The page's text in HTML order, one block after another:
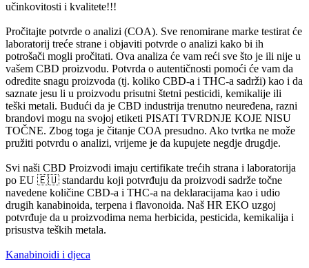
učinkovitosti i kvalitete!!!
Pročitajte potvrde o analizi (COA). Sve renomirane marke testirat će
laboratorij treće strane i objaviti potvrde o analizi kako bi ih
potrošači mogli pročitati. Ova analiza će vam reći sve što je ili nije u
vašem CBD proizvodu. Potvrda o autentičnosti pomoći će vam da
odredite snagu proizvoda (tj. koliko CBD-a i THC-a sadrži) kao i da
saznate jesu li u proizvodu prisutni štetni pesticidi, kemikalije ili
teški metali. Budući da je CBD industrija trenutno neuređena, razni
brandovi mogu na svojoj etiketi PISATI TVRDNJE KOJE NISU
TOČNE. Zbog toga je čitanje COA presudno. Ako tvrtka ne može
pružiti potvrdu o analizi, vrijeme je da kupujete negdje drugdje.
Svi naši CBD Proizvodi imaju certifikate trećih strana i laboratorija
po EU 🇪🇺 standardu koji potvrđuju da proizvodi sadrže točne
navedene količine CBD-a i THC-a na deklaracijama kao i udio
drugih kanabinoida, terpena i flavonoida. Naš HR EKO uzgoj
potvrđuje da u proizvodima nema herbicida, pesticida, kemikalija i
prisustva teških metala.
Kanabinoidi i djeca